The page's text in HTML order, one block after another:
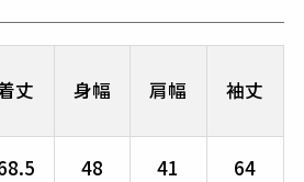
丈 身幅 肩幅 袖丈
48 41 64